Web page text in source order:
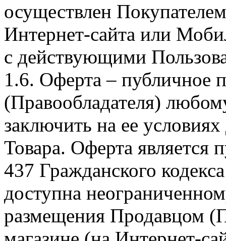
осуществлен
Интернет-сайта или
с действующими
1.6. Оферта – публичное
(Правообладателя)
заключить на ее
Товара. Оферта является
437 Гражданского
доступна
размещения Продавцом